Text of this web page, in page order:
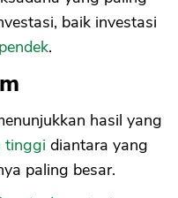
baik investasi
.
hasil yang
tinggi diantara yang
paling besar.